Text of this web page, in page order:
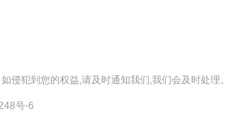
犯到您的权益,请及时通知我们,我们会及时处理。
号-6